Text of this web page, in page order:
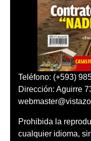
Teléfono: (+593)
Dirección: Aguirre
Prohibida la
cualquier idioma,